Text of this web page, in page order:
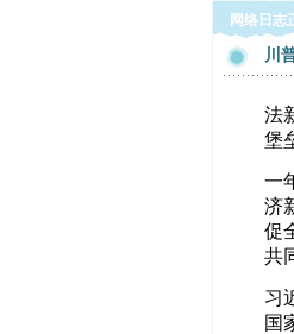
网络日志
川
法
堡
一
济
促
共
习
国